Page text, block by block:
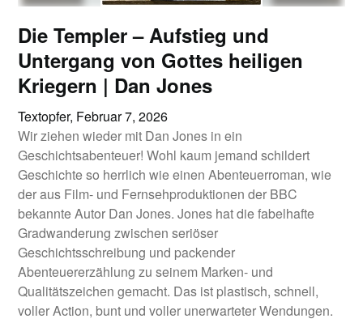
Die Templer – Aufstieg und
Untergang von Gottes heiligen
Kriegern | Dan Jones
Textopfer, Februar 7, 2026
Wir ziehen wieder mit Dan Jones in ein
Geschichtsabenteuer! Wohl kaum jemand schildert
Geschichte so herrlich wie einen Abenteuerroman, wie
der aus Film- und Fernsehproduktionen der BBC
bekannte Autor Dan Jones. Jones hat die fabelhafte
Gradwanderung zwischen seriöser
Geschichtsschreibung und packender
Abenteuererzählung zu seinem Marken- und
Qualitätszeichen gemacht. Das ist plastisch, schnell,
voller Action, bunt und voller unerwarteter Wendungen.